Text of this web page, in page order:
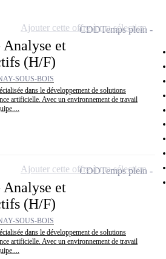
et
(H/F)
SOUS-BOIS
dans le développement de solutions
artificielle. Avec un environnement de travail
CDDTemps plein
Ajouter cette offre à ma sélection
et
(H/F)
SOUS-BOIS
dans le développement de solutions
artificielle. Avec un environnement de travail
CDDTemps plein
Ajouter cette offre à ma sélection